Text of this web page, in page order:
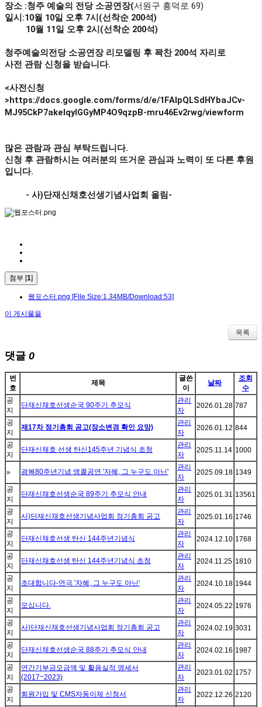
장소 :청주 예술의 전당 소공연장(서원구 흥덕로 69)
일시:10월 10일 오후 7시(선착순 200석)
10월 11일 오후 2시(선착순 200석)
청주예술의전당 소공연장 리모델링 후 꽉찬 200석 자리로
사전 관람 신청을 받습니다.
<사전신청
>https://docs.google.com/forms/d/e/1FAIpQLSdHYbaJCv-
MJ95CkP7akelqyIGGyMP4O9qzpB-mru46Ev2rwg/viewform
많은 관람과 관심 부탁드립니다.
신청 후 관람하시는 여러분의 뜨거운 관심과 노력이 또 다른 후원
입니다.
- 사)단재신채호선생기념사업회 올림-
첨부 [1]
웹포스터.png [File Size:1.34MB/Download:53]
이 게시물을
목록
댓글 0
번
호
제목
글쓴
이
날짜
조회
수
공
지
단재신채호선생순국 90주기 추모식
관리
자
2026.01.28 787
공
지
제17차 정기총회 공고(장소변경 확인 요망)
관리
자
2026.01.12 844
공
지
단재신채호 선생 탄신145주년 기념식 초청
관리
자
2025.11.14 1000
» 광복80주년기념 앵콜공연 '자혜, 그 누구도 아닌'
관리
자
2025.09.18 1349
공
지
단재신채호선생순국 89주기 추모식 안내
관리
자
2025.01.31 13561
공
지
사)단재신채호선생기념사업회 정기총회 공고
관리
자
2025.01.16 1746
공
지
단재신채호선생 탄신 144주년기념식
관리
자
2024.12.10 1768
공
지
단재신채호선생 탄신 144주년기념식 초청
관리
자
2024.11.25 1810
공
지
초대합니다-연극 '자혜, 그 누구도 아닌'
관리
자
2024.10.18 1944
공
지
모십니다.
관리
자
2024.05.22 1976
공
지
사)단재신채호선생기념사업회 정기총회 공고
관리
자
2024.02.19 3031
공
지
단재신채호선생순국 88주기 추모식 안내
관리
자
2024.02.16 1987
공
지
연간기부금모금액 및 활용실적 명세서
(2017~2023)
관리
자
2023.01.02 1757
공
지
회원가입 및 CMS자동이체 신청서
관리
자
2022.12.26 2120